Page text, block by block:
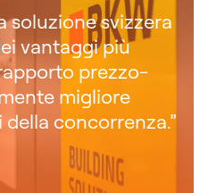
certificati
dal registro degli
In questo
e i nostri clienti
in formato